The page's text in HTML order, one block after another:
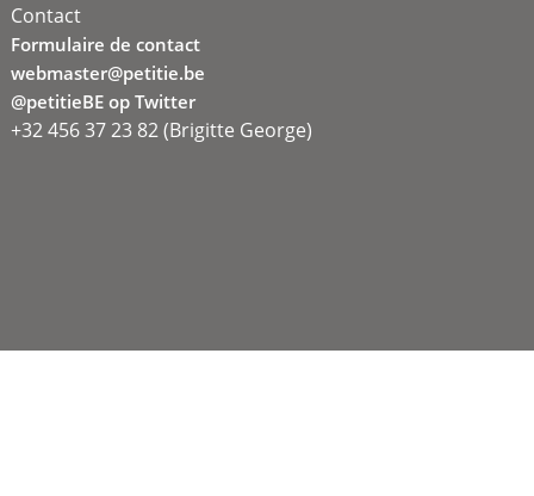
Contact
Formulaire de contact
webmaster@petitie.be
@petitieBE op Twitter
+32 456 37 23 82 (Brigitte George)